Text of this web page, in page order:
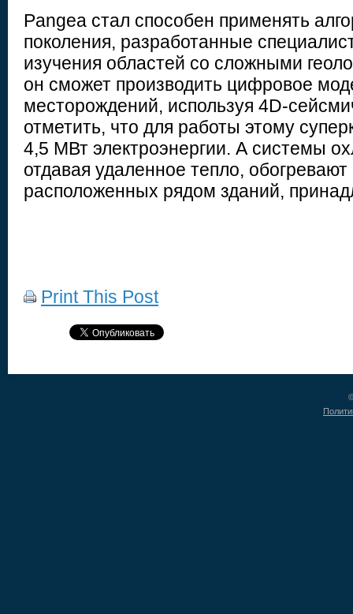
Pangea стал способен применять
поколения, разработанные
изучения областей со сложными
он сможет производить цифровое
месторождений, используя 4D-
отметить, что для работы этому
4,5 МВт электроэнергии. А системы
отдавая удаленное тепло, обогревают
расположенных рядом зданий,
Print This Post